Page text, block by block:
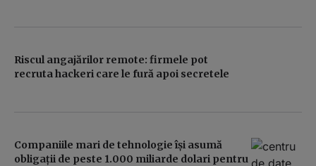
Riscul angajărilor remote: firmele pot
recruta hackeri care le fură apoi secretele
Companiile mari de tehnologie își asumă
obligaţii de peste 1.000 miliarde dolari pentru